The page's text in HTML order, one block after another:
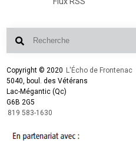
Copyright © 2020 L'Écho de Frontenac
5040, boul. des Vétérans
Lac-Mégantic (Qc)
G6B 2G5
819 583-1630